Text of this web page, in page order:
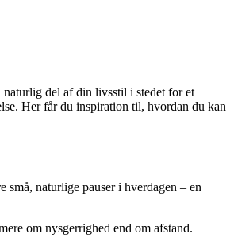
del af din livsstil i stedet for et
Her får du inspiration til, hvordan du kan
naturlige pauser i hverdagen – en
om nysgerrighed end om afstand.